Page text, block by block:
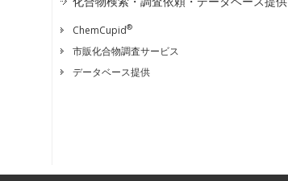
ChemCupid®
市販化合物調査サービス
データベース提供